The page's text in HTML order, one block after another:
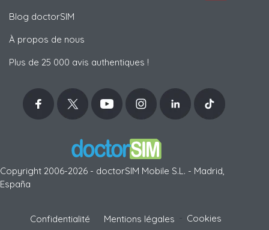
Blog doctorSIM
À propos de nous
Plus de 25 000 avis authentiques !
Copyright 2006-2026 - doctorSIM Mobile S.L. - Madrid,
España
Confidentialité Mentions légales Cookies